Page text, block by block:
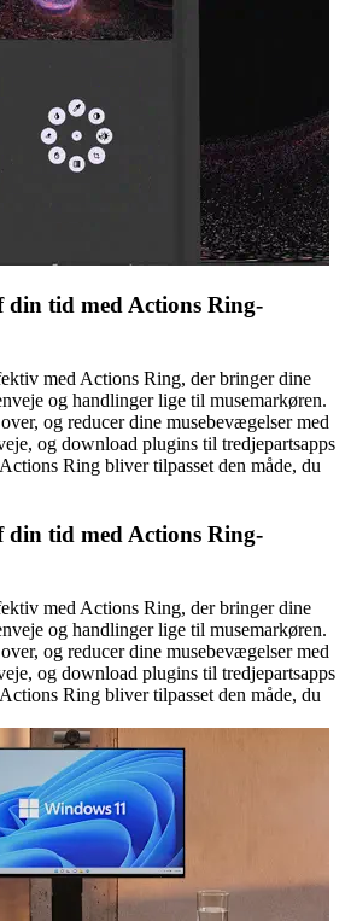
tid med Actions Ring-
med Actions Ring, der bringer dine
og handlinger lige til musemarkøren.
og reducer dine musebevægelser med
og download plugins til tredjepartsapps
Ring bliver tilpasset den måde, du
tid med Actions Ring-
med Actions Ring, der bringer dine
og handlinger lige til musemarkøren.
og reducer dine musebevægelser med
og download plugins til tredjepartsapps
Ring bliver tilpasset den måde, du